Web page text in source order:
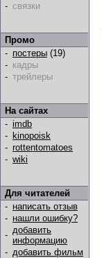
- связки
Промо
- постеры (19)
- кадры
- трейлеры
На сайтах
- imdb
- kinopoisk
- rottentomatoes
- wiki
Для читателей
- написать отзыв
- нашли ошибку?
- добавить
информацию
- добавить фильм